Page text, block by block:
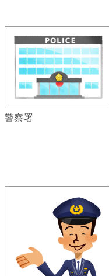
警察署